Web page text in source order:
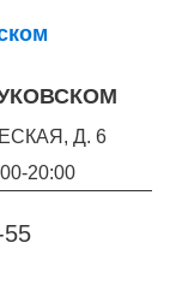
Д. 6
20:00